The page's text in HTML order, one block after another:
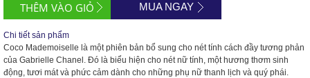
MUA NGAY
Chi tiết sản phẩm
Coco Mademoiselle là một phiên bản bổ sung cho nét tính cách đầy tương phản
của Gabrielle Chanel. Đó là biểu hiện cho nét nữ tính, một hương thơm sinh
động, tươi mát và phức cảm dành cho những phụ nữ thanh lịch và quý phái.